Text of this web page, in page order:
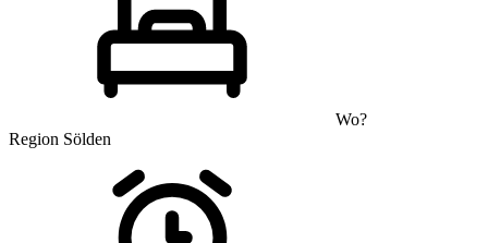
Wo?
Region Sölden